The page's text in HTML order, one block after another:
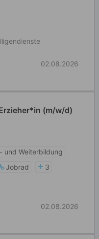
02.08.2026
(m/w/d)
und Weiterbildung
Jobrad
3
02.08.2026